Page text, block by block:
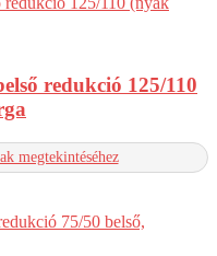
redukció 125/110
megtekintéséhez